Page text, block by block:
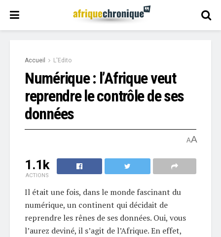
Accueil L'Edito
Numérique : l’Afrique veut
reprendre le contrôle de ses
données
AA
1.1k
ACTIONS
Il était une fois, dans le monde fascinant du
numérique, un continent qui décidait de
reprendre les rênes de ses données. Oui, vous
l’aurez deviné, il s’agit de l’Afrique. En effet,